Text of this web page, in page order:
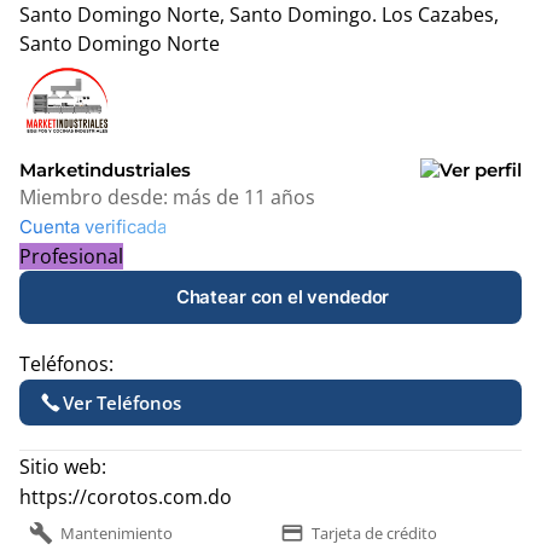
Santo Domingo Norte, Santo Domingo. Los Cazabes,
Santo Domingo Norte
+
−
Marketindustriales
Miembro desde: más de 11 años
Cuenta verificada
Profesional
Chatear con el vendedor
Teléfonos:
Ver Teléfonos
Sitio web:
https://corotos.com.do
build Mantenimiento payment Tarjeta de crédito